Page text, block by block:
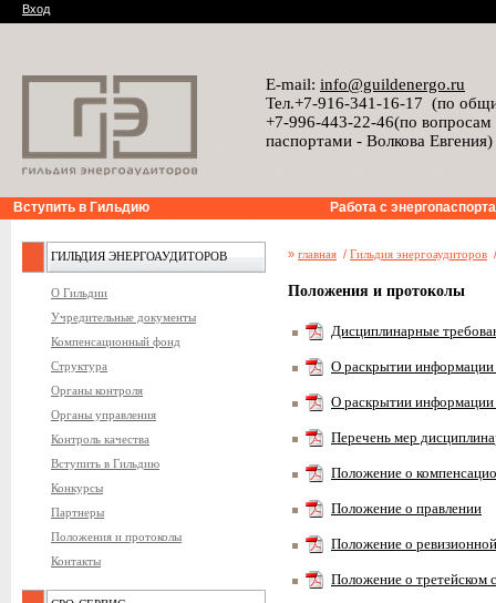
Вход
E-mail: info@guildenergo.ru
Тел.+7-916-341-16-17 (по
+7-996-443-22-46(по
паспортами - Волкова Евгения)
Вступить в Гильдию Работа с
ГИЛЬДИЯ ЭНЕРГОАУДИТОРОВ
О Гильдии
Учредительные документы
Компенсационный фонд
Структура
Органы контроля
Органы управления
Контроль качества
Вступить в Гильдию
Конкурсы
Партнеры
Положения и протоколы
Контакты
» главная / Гильдия энергоаудиторов
Положения и протоколы
Дисциплинарные
О раскрытии
О раскрытии
Перечень мер
Положение о
Положение о правлении
Положение о
Положение о третейском